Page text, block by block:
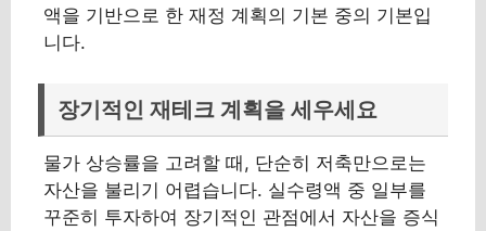
액을 기반으로 한 재정 계획의 기본 중의 기본입
니다.
장기적인 재테크 계획을 세우세요
물가 상승률을 고려할 때, 단순히 저축만으로는
자산을 불리기 어렵습니다. 실수령액 중 일부를
꾸준히 투자하여 장기적인 관점에서 자산을 증식